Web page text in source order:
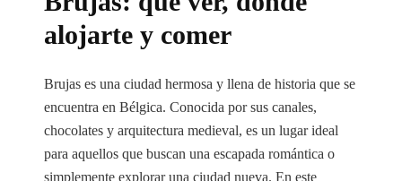
alojarte y comer
Brujas es una ciudad hermosa y llena de historia que se
encuentra en Bélgica. Conocida por sus canales,
chocolates y arquitectura medieval, es un lugar ideal
para aquellos que buscan una escapada romántica o
simplemente explorar una ciudad nueva. En este